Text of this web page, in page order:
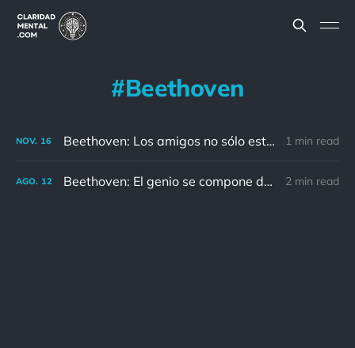
Beethoven
NOV. 16 Beethoven: Los amigos no sólo están unidos cuando están uno junto al otro; incluso el que se encuentra lejos sigue presente en nuestro pensamiento. 1 min read
AGO. 12 Beethoven: El genio se compone del 2% de talento y del 98% de perseverancia. 2 min read